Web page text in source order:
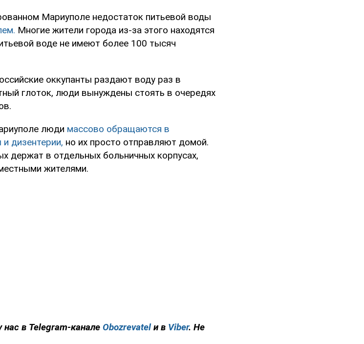
Мариуполе недостаток питьевой воды
Многие жители города из-за этого находятся
воде не имеют более 100 тысяч
оккупанты раздают воду раз в
глоток, люди вынуждены стоять в очередях
люди массово обращаются в
дизентерии, но их просто отправляют домой.
держат в отдельных больничных корпусах,
жителями.
нас в Telegram-канале Obozrevatelи в Viber. Не